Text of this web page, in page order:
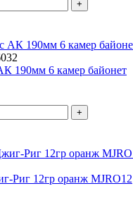
+
190мм 6 камер байонет
+
Риг 12гр оранж MJRO12